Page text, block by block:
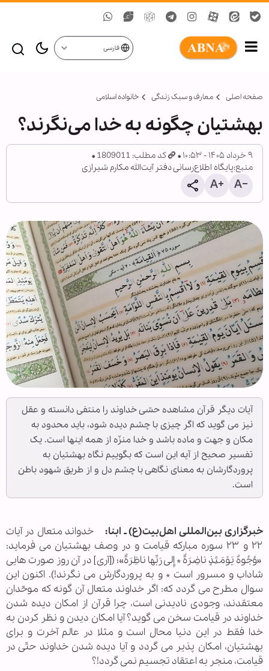
فارسی
صفحه اصلی معارف و سبک زندگی خانواده اسلامی
بهشتیان چگونه به خدا می‌نگرند؟
۹ خرداد ۱۴۰۵ - ۱۰:۵۳
کد مطلب: 1809011
منبع:پایگاه اطلاع‌رسانی دفتر آیت‌الله مکارم شیرازی
آیات دیگر قرآن مشاهده حسّی خداوند را منتفی دانسته و عقل
نیز می گوید که اگر چیزی با چشم دیده شود، باید محدود به
مکان و جهت و ماده باشد و خدا منزّه از همه اینها است. یک
تفسیر صحیح از آیه این است که بگوییم نگاه بهشتیان به
پروردگارشان به معنای نگاهی با چشم دل و از طریق شهود باطن
است.
خبرگزاری بین‌المللی اهل‌بیت(ع) ـ ابنا: خدواند متعال در آیات
۲۲ و ۲۳ سوره مبارکه قیامت و در وصف بهشتیان می فرماید:
«وُجُوهٌ یَوْمَئِذٍ ناضِرَةٌ * إِلی‌ رَبِّها ناظِرَةٌ»؛ ([آری] در آن روز صورت هایی
شاداب و مسرور است * و به پروردگارش می‌ نگرند!). اکنون این
سوال مطرح می گردد که: اگر خداوند متعال آن گونه که موحّدان
معتقدند، وجودی نادیدنی است، چرا قرآن از امکان دیده شدن
خداوند در قیامت سخن می گوید؟ آیا امکان دیدن و نظر کردن به
خدا فقط در این دنیا محال است و مثلا در عالم آخرت و برای
بهشتیان، امکان پذیر می گردد و آیا دیده شدن خداوند حتّی در
قیامت، منجر به اعتقاد تجسیم نمی گردد!؟